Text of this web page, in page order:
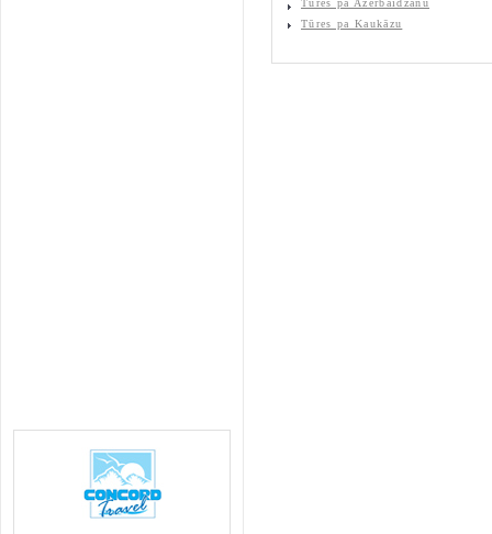
Tūres pa Azerbaidžānu
Tūres pa Kaukāzu